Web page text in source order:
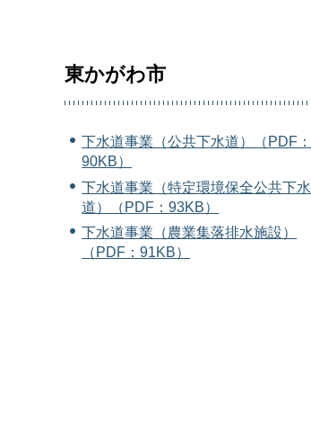
東かがわ市
下水道事業（公共下水道）（PDF：
90KB）
下水道事業（特定環境保全公共下水
道）（PDF：93KB）
下水道事業（農業集落排水施設）
（PDF：91KB）